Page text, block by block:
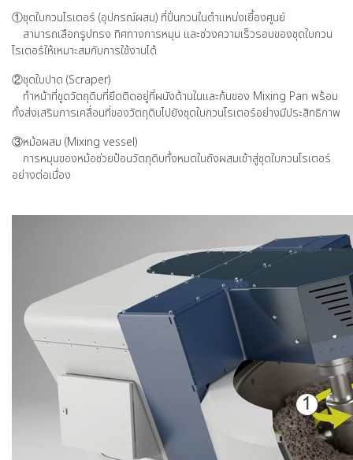
①ชุดใบกวนโรเตอร์ (อุปกรณ์ผสม) ที่ปั่นกวนในตำแหน่งเยื้องศูนย์
สามารถเลือกรูปทรง ทิศทางการหมุน และช่วงความเร็วรอบของชุดใบกวน
โรเตอร์ให้เหมาะสมกับการใช้งานได้
②ชุดใบปาด (Scraper)
ทำหน้าที่ขูดวัตถุดิบที่ยึดติดอยู่ที่ผนังด้านในและก้นของ Mixing Pan พร้อม
ทั้งส่งเสริมการเคลื่อนที่ของวัตถุดิบไปยังชุดใบกวนโรเตอร์อย่างมีประสิทธิภาพ
③หม้อผสม (Mixing vessel)
การหมุนของหม้อช่วยป้อนวัตถุดิบทั้งหมดในถังผสมเข้าสู่ชุดใบกวนโรเตอร์
อย่างต่อเนื่อง